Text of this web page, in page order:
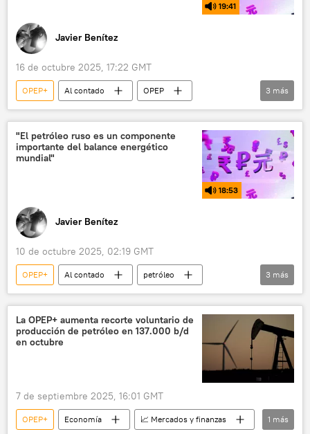
19:41
Javier Benítez
16 de octubre 2025, 17:22 GMT
OPEP+ Al contado
OPEP
Kazajistán
Azerbaiyán Rusia
3 más
"El petróleo ruso es un componente
importante del balance energético
mundial"
18:53
Javier Benítez
10 de octubre 2025, 02:19 GMT
OPEP+ Al contado
petróleo
Rusia
OPEP
EEUU
Arabia Saudita
3 más
La OPEP+ aumenta recorte voluntario de
producción de petróleo en 137.000 b/d
en octubre
7 de septiembre 2025, 16:01 GMT
OPEP+ Economía
📈 Mercados y finanzas
1 más